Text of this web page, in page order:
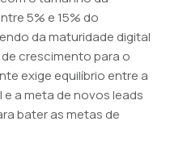
5% e 15% do
da maturidade digital
crescimento para o
exige equilíbrio entre a
a meta de novos leads
bater as metas de